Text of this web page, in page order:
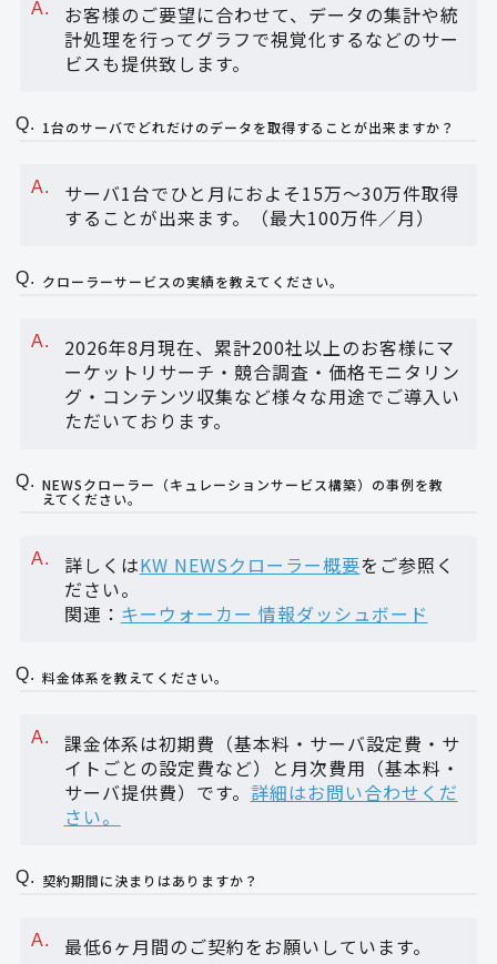
お客様のご要望に合わせて、データの集計や統
計処理を行ってグラフで視覚化するなどのサー
ビスも提供致します。
1台のサーバでどれだけのデータを取得することが出来ますか？
サーバ1台でひと月におよそ15万～30万件取得
することが出来ます。（最大100万件／月）
クローラーサービスの実績を教えてください。
2026年8月現在、累計200社以上のお客様にマ
ーケットリサーチ・競合調査・価格モニタリン
グ・コンテンツ収集など様々な用途でご導入い
ただいております。
NEWSクローラー（キュレーションサービス構築）の事例を教
えてください。
詳しくはKW NEWSクローラー概要をご参照く
ださい。
関連： キーウォーカー 情報ダッシュボード
料金体系を教えてください。
課金体系は初期費（基本料・サーバ設定費・サ
イトごとの設定費など）と月次費用（基本料・
サーバ提供費）です。 詳細はお問い合わせくだ
さい。
契約期間に決まりはありますか？
最低6ヶ月間のご契約をお願いしています。